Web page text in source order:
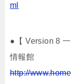
ml
●【 Version 8
情報館
http://